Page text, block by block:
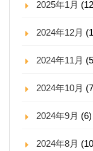
2025年1月
2024年12月
2024年11月
2024年10月
2024年9月 (6)
2024年8月